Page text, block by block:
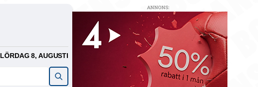
LÖRDAG 8, AUGUSTI
ANNONS: